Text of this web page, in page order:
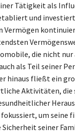
Tätigkeit als
und
Vermögen
die nicht
als Teil seiner
hinaus fließt ein
Aktivitäten, die
um seine
Sicherheit seiner